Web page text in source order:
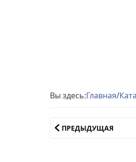
Вы здесь:Главная/
ПРЕДЫДУЩАЯ